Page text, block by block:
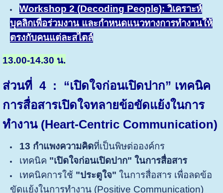
Workshop 2 (Decoding People): วิเคราะห์
บุคลิกเพื่อร่วมงาน และกำหนดแนวทางการทำงานให้
ตรงกับคนแต่ละสไตล์
13.00-14.30 น.
ส่วนที่ 4 : “เปิดใจก่อนเปิดปาก” เทคนิค
การสื่อสารเปิดใจทลายข้อขัดแย้งในการ
ทำงาน (Heart-Centric Communication)
13 กำแพงความคิดที่เป็นพิษต่อองค์กร
เทคนิค "เปิดใจก่อนเปิดปาก" ในการสื่อสาร
เทคนิคการใช้ "ประตูใจ" ในการสื่อสาร เพื่อลดข้อ
ขัดแย้งในการทำงาน (Positive Communication)